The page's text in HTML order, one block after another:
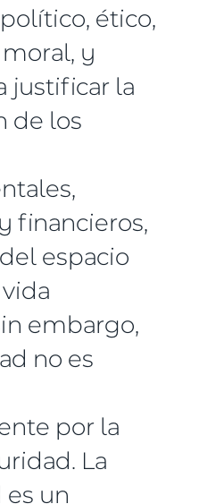
ético,
y
justificar la
de los
financieros,
espacio
embargo,
no es
por la
La
un